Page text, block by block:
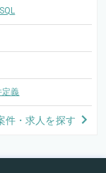
定義
件・求人を探す